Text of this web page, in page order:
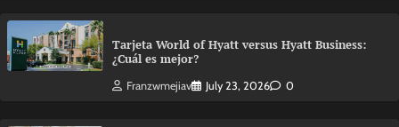
Tarjeta World of Hyatt versus Hyatt Business:
¿Cuál es mejor?
Franzwmejiav July 23, 2026 0